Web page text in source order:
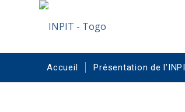
Accueil Présentation de